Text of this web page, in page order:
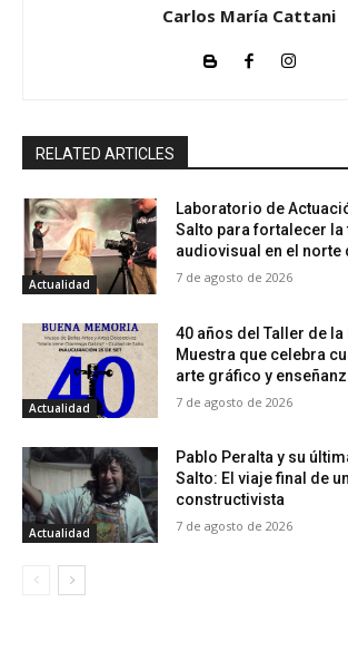
Carlos María Cattani
RELATED ARTICLES
Actualidad
Laboratorio de
Salto para fortalecer
audiovisual en el norte
7 de agosto de 2026
Actualidad
40 años del Taller de
Muestra que celebra
arte gráfico y
7 de agosto de 2026
Actualidad
Pablo Peralta y su
Salto: El viaje final de
constructivista
7 de agosto de 2026